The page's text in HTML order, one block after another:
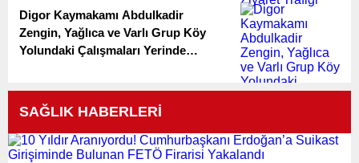
Digor Kaymakamı Abdulkadir
Zengin, Yağlıca ve Varlı Grup Köy
Yolundaki Çalışmaları Yerinde
SAĞLIK HABERLERİ